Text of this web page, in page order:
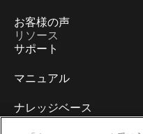
お客様の声
リソース
サポート
マニュアル
ナレッジベース